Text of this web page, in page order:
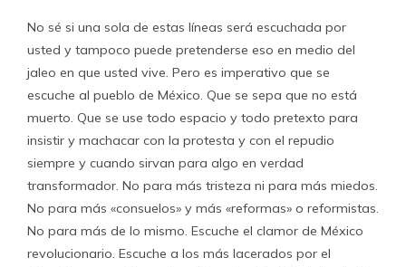
No sé si una sola de estas líneas será escuchada por
usted y tampoco puede pretenderse eso en medio del
jaleo en que usted vive. Pero es imperativo que se
escuche al pueblo de México. Que se sepa que no está
muerto. Que se use todo espacio y todo pretexto para
insistir y machacar con la protesta y con el repudio
siempre y cuando sirvan para algo en verdad
transformador. No para más tristeza ni para más miedos.
No para más «consuelos» y más «reformas» o reformistas.
No para más de lo mismo. Escuche el clamor de México
revolucionario. Escuche a los más lacerados por el